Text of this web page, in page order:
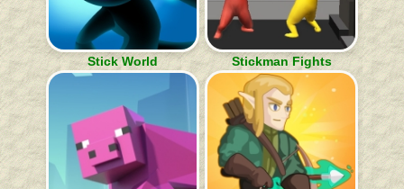
Stick World Stickman Fights